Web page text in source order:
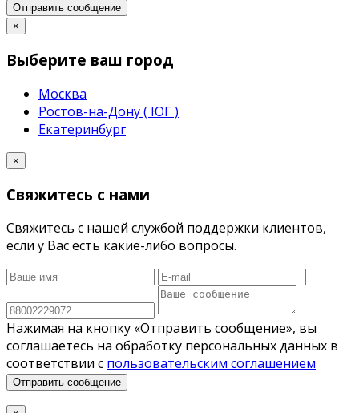
Отправить сообщение
×
Выберите ваш город
Москва
Ростов-на-Дону ( ЮГ )
Екатеринбург
×
Свяжитесь с нами
Свяжитесь с нашей службой поддержки клиентов,
если у Вас есть какие-либо вопросы.
Нажимая на кнопку «Отправить сообщение», вы
соглашаетесь на обработку персональных данных в
соответствии с пользовательским соглашением
Отправить сообщение